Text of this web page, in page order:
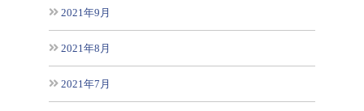
2021年9月
2021年8月
2021年7月